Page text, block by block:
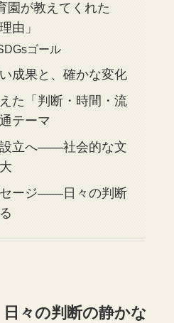
園が教えてくれた
由」
ゴール
成果と、確かな変化
た「判断・時間・流
テーマ
立へ——社会的な文
ージ——日々の判断
日々の判断の静かな